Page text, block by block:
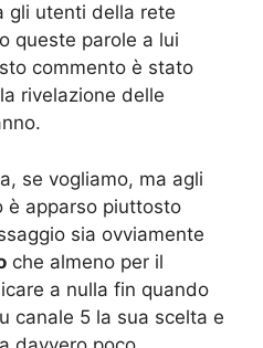
gli utenti della rete
queste parole a lui
commento è stato
rivelazione delle
se vogliamo, ma agli
apparso piuttosto
sia ovviamente
che almeno per il
a nulla fin quando
canale 5 la sua scelta e